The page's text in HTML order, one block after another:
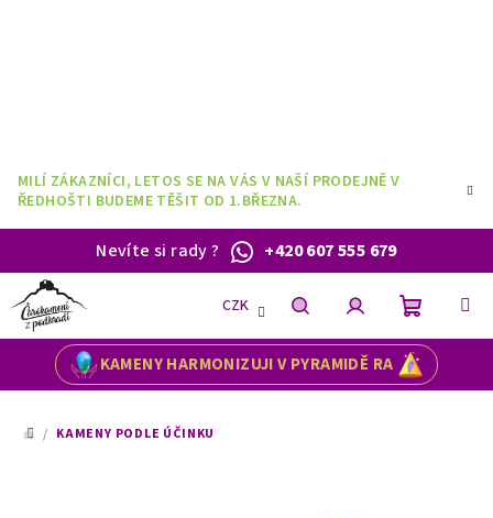
MILÍ ZÁKAZNÍCI, LETOS SE NA VÁS V NAŠÍ PRODEJNĚ V
ŘEDHOŠTI BUDEME TĚŠIT OD 1.BŘEZNA.
Nevíte si rady? +420 607 555 679
KAMENY HARMONIZUJI V PYRAMIDĚ RA
CZK
HledatPřihlášeníNákupní
DOMŮ
/ KAMENY PODLE ÚČINKU